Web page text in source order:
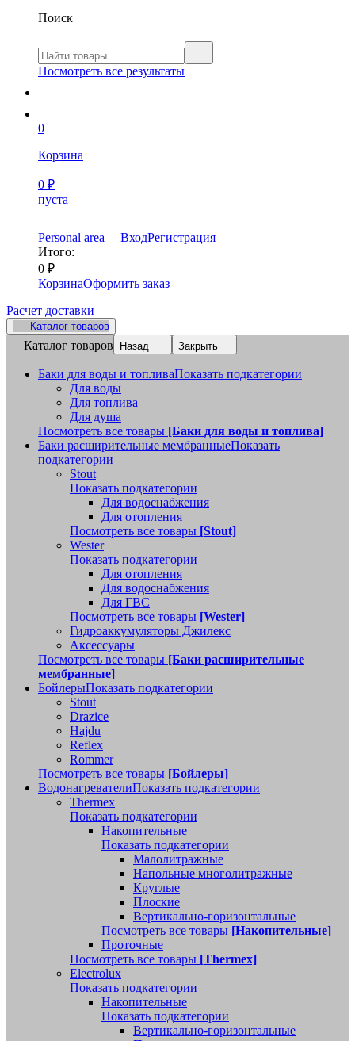
Поиск
Посмотреть все результаты
0
Корзина
0 ₽
пуста
Personal area ВходРегистрация
Итого:
0 ₽
КорзинаОформить заказ
Расчет доставки
Каталог товаров
Каталог товаров Назад Закрыть
Баки для воды и топливаПоказать подкатегории
Для воды
Для топлива
Для душа
Посмотреть все товары [Баки для воды и топлива]
Баки расширительные мембранныеПоказать
подкатегории
Stout
Показать подкатегории
Для водоснабжения
Для отопления
Посмотреть все товары [Stout]
Wester
Показать подкатегории
Для отопления
Для водоснабжения
Для ГВС
Посмотреть все товары [Wester]
Гидроаккумуляторы Джилекс
Аксессуары
Посмотреть все товары [Баки расширительные
мембранные]
БойлерыПоказать подкатегории
Stout
Drazice
Hajdu
Reflex
Rommer
Посмотреть все товары [Бойлеры]
ВодонагревателиПоказать подкатегории
Thermex
Показать подкатегории
Накопительные
Показать подкатегории
Малолитражные
Напольные многолитражные
Круглые
Плоские
Вертикально-горизонтальные
Посмотреть все товары [Накопительные]
Проточные
Посмотреть все товары [Thermex]
Electrolux
Показать подкатегории
Накопительные
Показать подкатегории
Вертикально-горизонтальные